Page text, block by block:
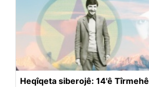
Heqîqeta siberojê: 14'ê Tîrmehê